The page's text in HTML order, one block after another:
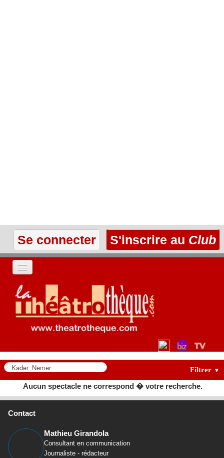
Se connecter S'inscrire au Club
ACCUEIL
LES TEXTES
LES ANNONCES
LE CLUB
Filtrer ▼
Aucun spectacle ne correspond � votre recherche.
Contact
Mathieu Girandola
Consultant en communication
Journaliste - rédacteur